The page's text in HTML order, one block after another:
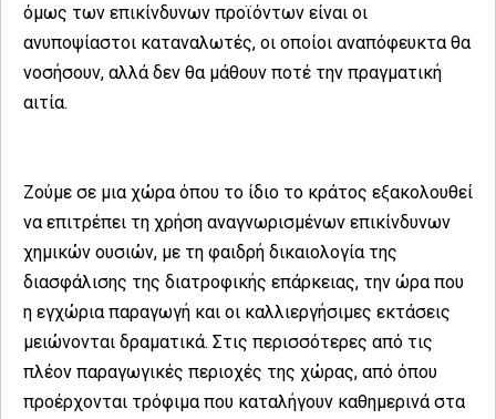
όμως των επικίνδυνων προϊόντων είναι οι
ανυποψίαστοι καταναλωτές, οι οποίοι αναπόφευκτα θα
νοσήσουν, αλλά δεν θα μάθουν ποτέ την πραγματική
αιτία.
Ζούμε σε μια χώρα όπου το ίδιο το κράτος εξακολουθεί
να επιτρέπει τη χρήση αναγνωρισμένων επικίνδυνων
χημικών ουσιών, με τη φαιδρή δικαιολογία της
διασφάλισης της διατροφικής επάρκειας, την ώρα που
η εγχώρια παραγωγή και οι καλλιεργήσιμες εκτάσεις
μειώνονται δραματικά. Στις περισσότερες από τις
πλέον παραγωγικές περιοχές της χώρας, από όπου
προέρχονται τρόφιμα που καταλήγουν καθημερινά στα